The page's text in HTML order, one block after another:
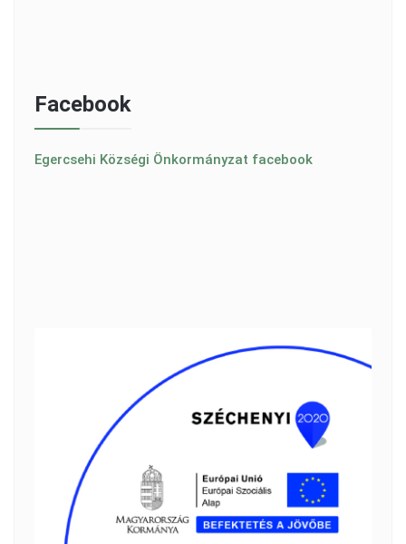
Facebook
Egercsehi Községi Önkormányzat facebook